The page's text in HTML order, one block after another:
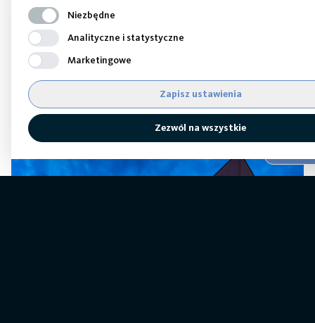
41 000 m²
Elbląg
SZCZEGÓŁY NIERUCHOMOŚCI
Niezbędne
Analityczne i statystyczne
Marketingowe
Zapisz ustawienia
Zezwól na wszystkie